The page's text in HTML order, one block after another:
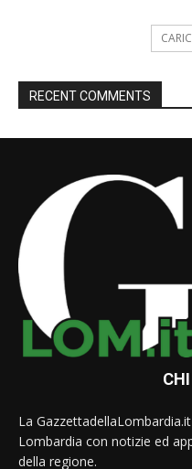
RECENT COMMENTS
La
Lombardia con notizie ed
della regione.